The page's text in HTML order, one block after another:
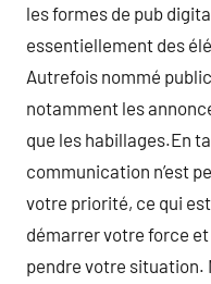
les formes de pub
essentiellement des
Autrefois nommé
notamment les
que les habillages.En
communication n’est
votre priorité, ce qui
démarrer votre force et
pendre votre situation.